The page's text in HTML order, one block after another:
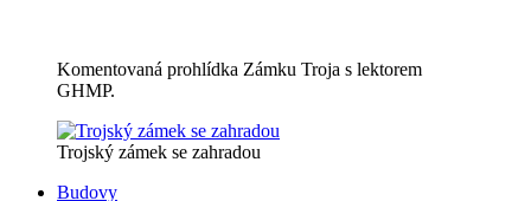
Komentovaná prohlídka Zámku Troja s lektorem
GHMP.
Trojský zámek se zahradou
Budovy